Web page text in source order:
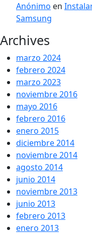
Anónimo en
Samsung
Archives
marzo 2024
febrero 2024
marzo 2023
noviembre 2016
mayo 2016
febrero 2016
enero 2015
diciembre 2014
noviembre 2014
agosto 2014
junio 2014
noviembre 2013
junio 2013
febrero 2013
enero 2013